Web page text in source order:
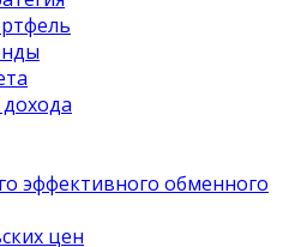
эффективного обменного
цен